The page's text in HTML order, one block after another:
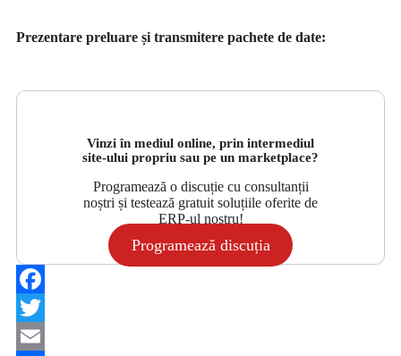
Prezentare preluare și transmitere pachete de date:
Vinzi în mediul online, prin intermediul
site-ului propriu sau pe un marketplace?
Programează o discuție cu consultanții
noștri și testează gratuit soluțiile oferite de
ERP-ul nostru!
Programează discuția
Facebook
Twitter